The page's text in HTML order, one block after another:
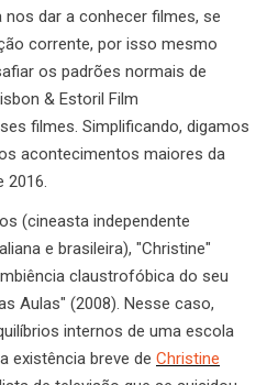
dar a conhecer filmes, se
corrente, por isso mesmo
os padrões normais de
& Estoril Film
filmes. Simplificando, digamos
acontecimentos maiores da
2016.
(cineasta independente
e brasileira), "Christine"
claustrofóbica do seu
Aulas" (2008). Nesse caso,
internos de uma escola
existência breve de Christine